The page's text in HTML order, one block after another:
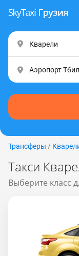
Трансферы /
Такси
Выберите класс